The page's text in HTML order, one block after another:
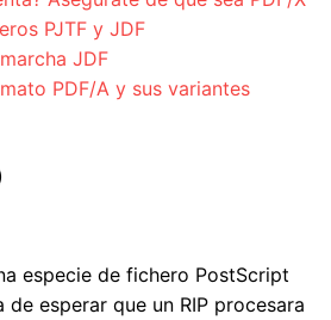
PJTF y JDF
JDF
PDF/A y sus variantes
especie de fichero PostScript
de esperar que un RIP procesara